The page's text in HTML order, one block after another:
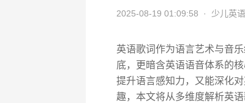
2025-08-19 01:09:58 · 少儿英
英语歌词作为语言艺术与音
底，更暗含英语语音体系的
提升语言感知力，又能深化
趣，本文将从多维度解析英